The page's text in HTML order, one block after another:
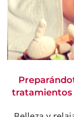
tratamientos